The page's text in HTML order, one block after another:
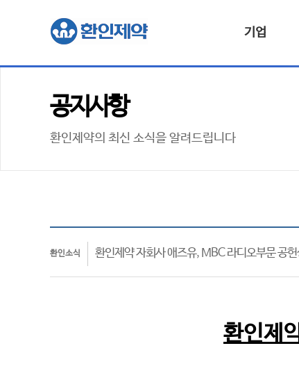
기업
공지사항
환인제약의 최신 소식을 알려드립니다
환인소식 환인제약 자회사 애즈유, MBC 라디오부문 공
환인제